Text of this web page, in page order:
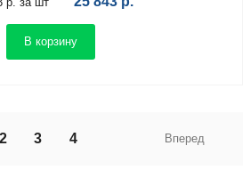
В корзину
2 3 4 Вперед